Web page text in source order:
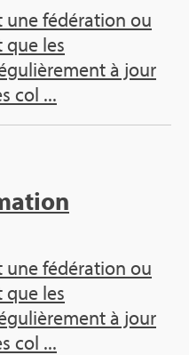
une fédération ou
les
à jour
col ...
une fédération ou
les
à jour
col ...